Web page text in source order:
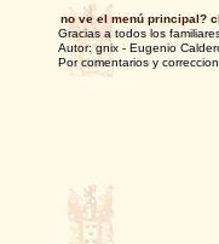
no ve el menú principal?
Gracias a todos los
Autor: gnix - Eugenio
Por comentarios y